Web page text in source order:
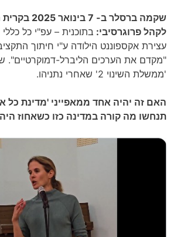
שקמה ברסלר ב-
לקהל פרוגרסיבי: בתוכנית – עפ"י כל
עצירת אקספוננט הילודה ע"י חיתוך
"מקדם את הערכים הליברל-דמוקרטיים".
'ממשלת השינוי 2' שאחרי נתניהו.
האם זה יהיה אחד ממאפייני 'מדינת כל
תנחשו מה קורה במדינה כזו כשאחוז